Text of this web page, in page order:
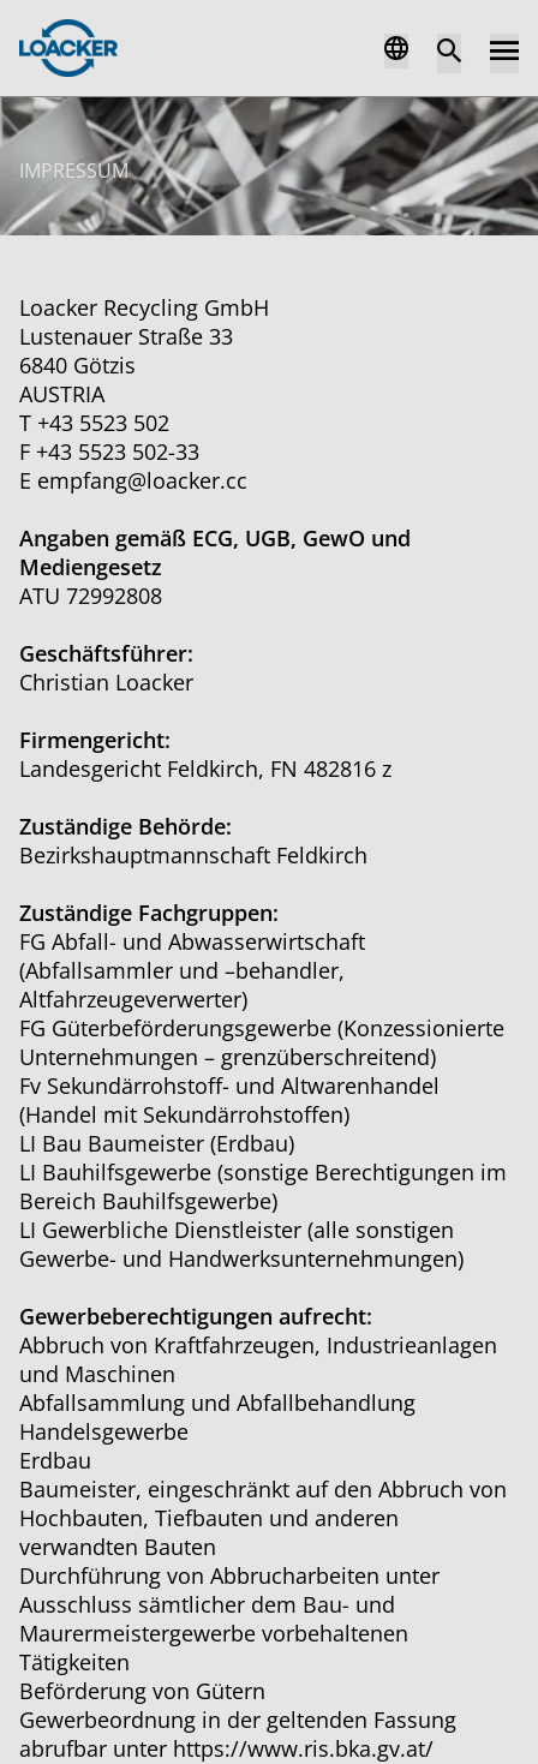
IMPRESSUM
Loacker Recycling GmbH
Lustenauer Straße 33
6840 Götzis
AUSTRIA
T +43 5523 502
F +43 5523 502-33
E empfang@loacker.cc
Angaben gemäß ECG, UGB, GewO und
Mediengesetz
ATU 72992808
Geschäftsführer:
Christian Loacker
Firmengericht:
Landesgericht Feldkirch, FN 482816 z
Zuständige Behörde:
Bezirkshauptmannschaft Feldkirch
Zuständige Fachgruppen:
FG Abfall- und Abwasserwirtschaft
(Abfallsammler und –behandler,
Altfahrzeugeverwerter)
FG Güterbeförderungsgewerbe (Konzessionierte
Unternehmungen – grenzüberschreitend)
Fv Sekundärrohstoff- und Altwarenhandel
(Handel mit Sekundärrohstoffen)
LI Bau Baumeister (Erdbau)
LI Bauhilfsgewerbe (sonstige Berechtigungen im
Bereich Bauhilfsgewerbe)
LI Gewerbliche Dienstleister (alle sonstigen
Gewerbe- und Handwerksunternehmungen)
Gewerbeberechtigungen aufrecht:
Abbruch von Kraftfahrzeugen, Industrieanlagen
und Maschinen
Abfallsammlung und Abfallbehandlung
Handelsgewerbe
Erdbau
Baumeister, eingeschränkt auf den Abbruch von
Hochbauten, Tiefbauten und anderen
verwandten Bauten
Durchführung von Abbrucharbeiten unter
Ausschluss sämtlicher dem Bau- und
Maurermeistergewerbe vorbehaltenen
Tätigkeiten
Beförderung von Gütern
Gewerbeordnung in der geltenden Fassung
abrufbar unter https://www.ris.bka.gv.at/